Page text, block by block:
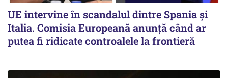
UE intervine în scandalul dintre Spania și
Italia. Comisia Europeană anunță când ar
putea fi ridicate controalele la frontieră